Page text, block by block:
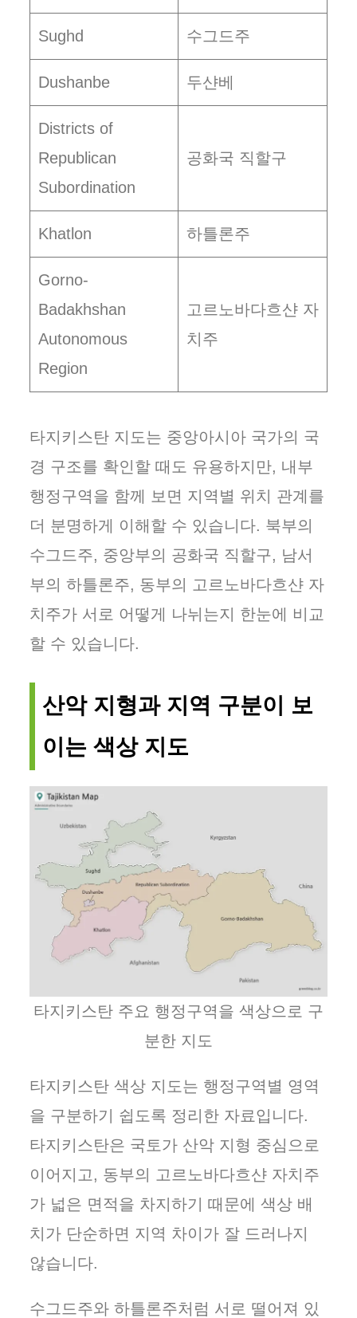
Sughd 수그드주
Dushanbe 두샨베
Districts of
Republican
Subordination
공화국 직할구
Khatlon 하틀론주
Gorno-
Badakhshan
Autonomous
Region
고르노바다흐샨 자
치주
타지키스탄 지도는 중앙아시아 국가의 국
경 구조를 확인할 때도 유용하지만, 내부
행정구역을 함께 보면 지역별 위치 관계를
더 분명하게 이해할 수 있습니다. 북부의
수그드주, 중앙부의 공화국 직할구, 남서
부의 하틀론주, 동부의 고르노바다흐샨 자
치주가 서로 어떻게 나뉘는지 한눈에 비교
할 수 있습니다.
산악 지형과 지역 구분이 보
이는 색상 지도
타지키스탄 주요 행정구역을 색상으로 구
분한 지도
타지키스탄 색상 지도는 행정구역별 영역
을 구분하기 쉽도록 정리한 자료입니다.
타지키스탄은 국토가 산악 지형 중심으로
이어지고, 동부의 고르노바다흐샨 자치주
가 넓은 면적을 차지하기 때문에 색상 배
치가 단순하면 지역 차이가 잘 드러나지
않습니다.
수그드주와 하틀론주처럼 서로 떨어져 있